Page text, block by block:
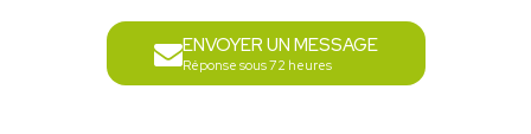
ENVOYER UN MESSAGE
Réponse sous 72 heures